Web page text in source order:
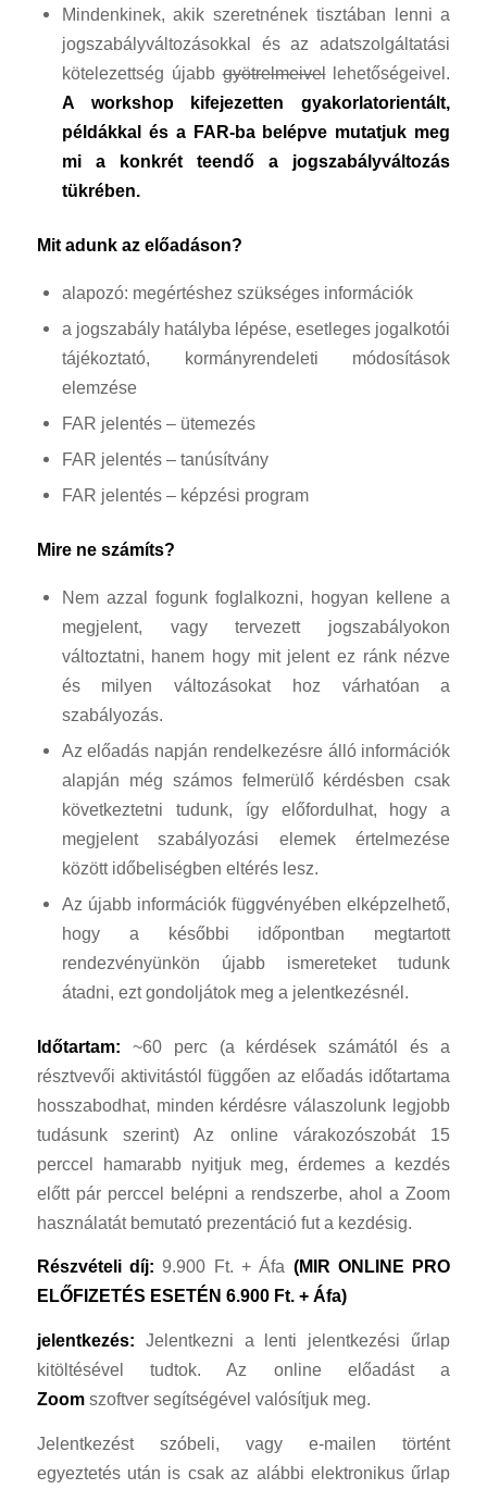
Mindenkinek, akik szeretnének tisztában lenni a
jogszabályváltozásokkal és az adatszolgáltatási
kötelezettség újabbgyötrelmeivellehetőségeivel.
A workshop kifejezetten gyakorlatorientált,
példákkal és a FAR-ba belépve mutatjuk meg
mi a konkrét teendő a jogszabályváltozás
tükrében.
Mit adunk az előadáson?
alapozó: megértéshez szükséges információk
a jogszabály hatályba lépése, esetleges jogalkotói
tájékoztató, kormányrendeleti módosítások
elemzése
FAR jelentés – ütemezés
FAR jelentés – tanúsítvány
FAR jelentés – képzési program
Mire ne számíts?
Nem azzal fogunk foglalkozni, hogyan kellene a
megjelent, vagy tervezett jogszabályokon
változtatni, hanem hogy mit jelent ez ránk nézve
és milyen változásokat hoz várhatóan a
szabályozás.
Az előadás napján rendelkezésre álló információk
alapján még számos felmerülő kérdésben csak
következtetni tudunk, így előfordulhat, hogy a
megjelent szabályozási elemek értelmezése
között időbeliségben eltérés lesz.
Az újabb információk függvényében elképzelhető,
hogy a későbbi időpontban megtartott
rendezvényünkön újabb ismereteket tudunk
átadni, ezt gondoljátok meg a jelentkezésnél.
Időtartam: ~60 perc (a kérdések számától és a
résztvevői aktivitástól függően az előadás időtartama
hosszabodhat, minden kérdésre válaszolunk legjobb
tudásunk szerint) Az online várakozószobát 15
perccel hamarabb nyitjuk meg, érdemes a kezdés
előtt pár perccel belépni a rendszerbe, ahol a Zoom
használatát bemutató prezentáció fut a kezdésig.
Részvételi díj: 9.900 Ft. + Áfa (MIR ONLINE PRO
ELŐFIZETÉS ESETÉN 6.900 Ft. + Áfa)
jelentkezés: Jelentkezni a lenti jelentkezési űrlap
kitöltésével tudtok. Az online előadást a
Zoomszoftver segítségével valósítjuk meg.
Jelentkezést szóbeli, vagy e-mailen történt
egyeztetés után is csak az alábbi elektronikus űrlap